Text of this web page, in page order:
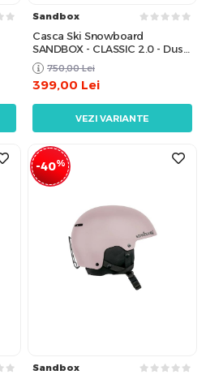
Sandbox
Casca Ski Snowboard
SANDBOX - CLASSIC 2.0 - Dusty
Pink750,00 Lei
399,00 Lei
VEZI VARIANTE
-40%
Sandbox